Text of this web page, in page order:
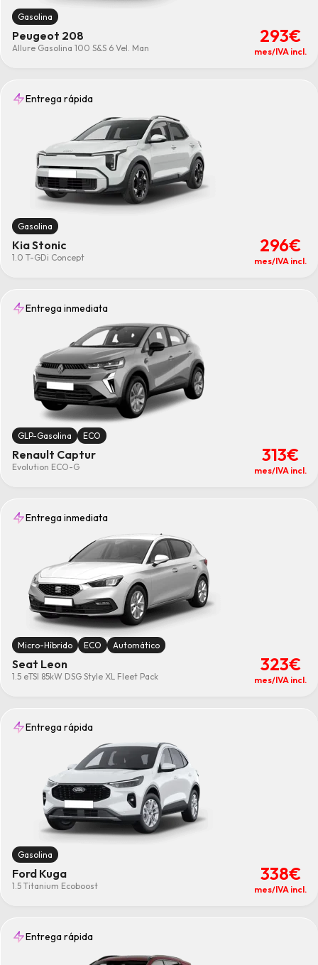
Gasolina
Peugeot 208
Allure Gasolina 100 S&S 6 Vel. Man
293€
mes/IVA incl.
Entrega rápida
Gasolina
Kia Stonic
1.0 T-GDi Concept
296€
mes/IVA incl.
Entrega inmediata
GLP-Gasolina ECO
Renault Captur
Evolution ECO-G
313€
mes/IVA incl.
Entrega inmediata
Micro-Híbrido ECO Automático
Seat Leon
1.5 eTSI 85kW DSG Style XL Fleet Pack
323€
mes/IVA incl.
Entrega rápida
Gasolina
Ford Kuga
1.5 Titanium Ecoboost
338€
mes/IVA incl.
Entrega rápida